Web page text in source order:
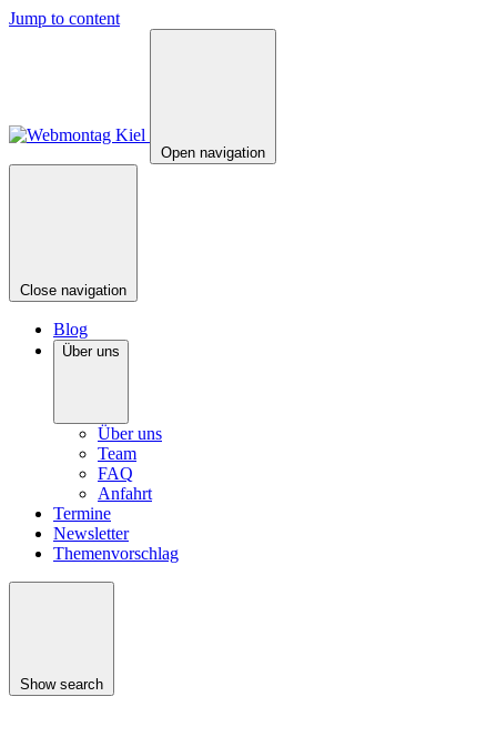
Jump to content
Open navigation
Close navigation
Blog
Über uns
Über uns
Team
FAQ
Anfahrt
Termine
Newsletter
Themenvorschlag
Show search